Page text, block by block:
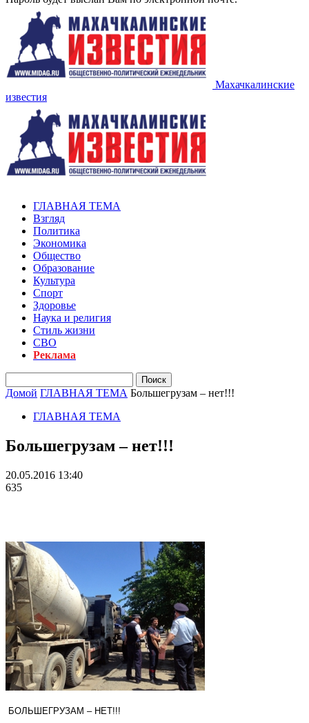
Махачкалинские
известия
ГЛАВНАЯ ТЕМА
Взгляд
Политика
Экономика
Общество
Образование
Культура
Спорт
Здоровье
Наука и религия
Стиль жизни
СВО
Реклама
Домой ГЛАВНАЯ ТЕМА Большегрузам – нет!!!
ГЛАВНАЯ ТЕМА
Большегрузам – нет!!!
20.05.2016 13:40
635
БОЛЬШЕГРУЗАМ – НЕТ!!!